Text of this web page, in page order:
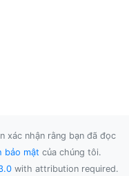
xác nhận rằng bạn đã đọc
bảo mật của chúng tôi.
with attribution required.